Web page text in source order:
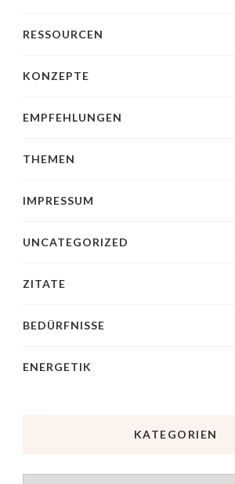
RESSOURCEN
KONZEPTE
EMPFEHLUNGEN
THEMEN
IMPRESSUM
UNCATEGORIZED
ZITATE
BEDÜRFNISSE
ENERGETIK
KATEGORIEN